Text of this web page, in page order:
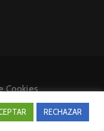
Cookies
RECHAZAR